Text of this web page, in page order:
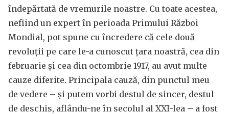
îndepărtată de vremurile noastre. Cu toate acestea,
nefiind un expert în perioada Primului Război
Mondial, pot spune cu încredere că cele două
revoluții pe care le-a cunoscut țara noastră, cea din
februarie și cea din octombrie 1917, au avut multe
cauze diferite. Principala cauză, din punctul meu
de vedere – și putem vorbi destul de sincer, destul
de deschis, aflându-ne în secolul al XXI-lea – a fost